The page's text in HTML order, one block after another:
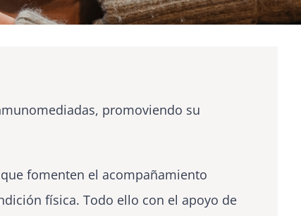
promoviendo su
fomenten el acompañamiento
física. Todo ello con el apoyo de